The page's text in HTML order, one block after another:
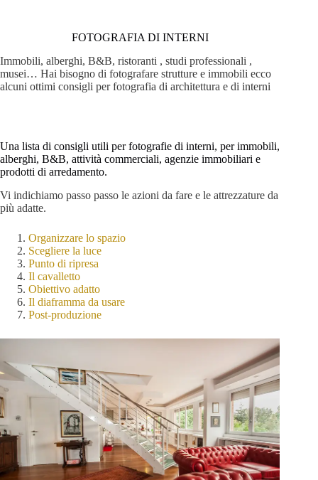
FOTOGRAFIA DI INTERNI
Immobili, alberghi, B&B, ristoranti , studi professionali ,
musei… Hai bisogno di fotografare strutture e immobili ecco
alcuni ottimi consigli per fotografia di architettura e di interni
Una lista di consigli utili per fotografie di interni, per immobili,
alberghi, B&B, attività commerciali, agenzie immobiliari e
prodotti di arredamento.
Vi indichiamo passo passo le azioni da fare e le attrezzature da
più adatte.
Organizzare lo spazio
Scegliere la luce
Punto di ripresa
Il cavalletto
Obiettivo adatto
Il diaframma da usare
Post-produzione